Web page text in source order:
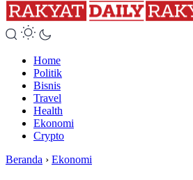
Home
Politik
Bisnis
Travel
Health
Ekonomi
Crypto
Beranda › Ekonomi